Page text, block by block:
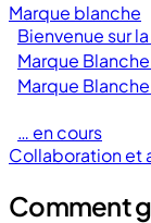
Marque blanche
Bienvenue sur
Marque
Marque
… en cours
Collaboration et
Comment